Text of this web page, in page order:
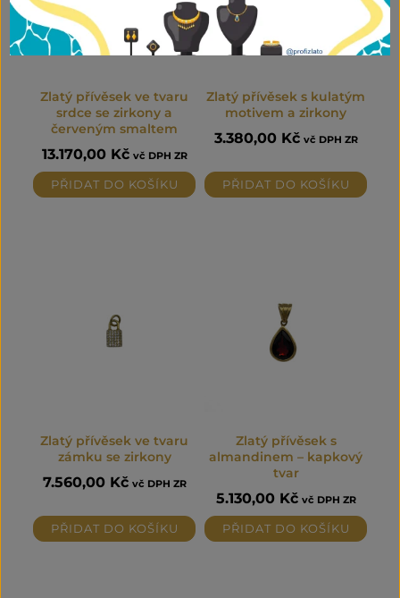
Zlatý přívěsek ve tvaru
srdce se zirkony a
červeným smaltem
13.170,00 Kč vč DPH ZR
PŘIDAT DO KOŠÍKU
Zlatý přívěsek s kulatým
motivem a zirkony
3.380,00 Kč vč DPH ZR
PŘIDAT DO KOŠÍKU
Zlatý přívěsek ve tvaru
zámku se zirkony
7.560,00 Kč vč DPH ZR
PŘIDAT DO KOŠÍKU
Zlatý přívěsek s
almandinem – kapkový
tvar
5.130,00 Kč vč DPH ZR
PŘIDAT DO KOŠÍKU